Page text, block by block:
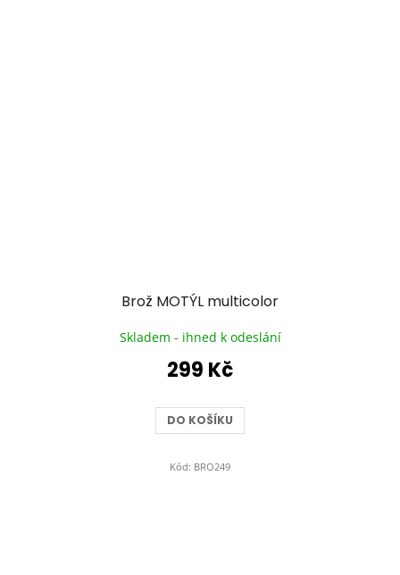
Brož MOTÝL multicolor
Skladem - ihned k odeslání
299 Kč
DO KOŠÍKU
Kód: BRO249